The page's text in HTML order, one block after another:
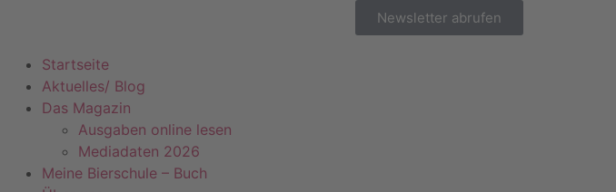
Newsletter abrufen
Startseite
Aktuelles/ Blog
Das Magazin
Ausgaben online lesen
Mediadaten 2026
Meine Bierschule – Buch